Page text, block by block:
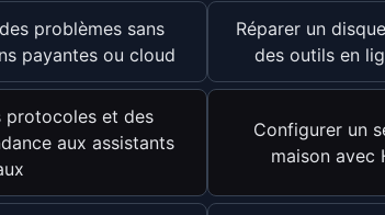
problèmes sans
payantes ou cloud
Réparer un
des outils en
protocoles et des
aux assistants
Configurer un
maison avec